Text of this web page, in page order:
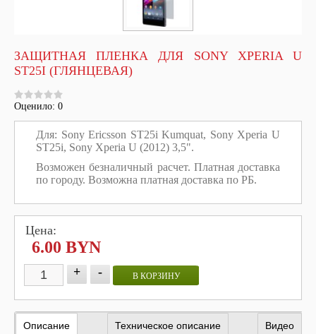
ЗАЩИТНАЯ ПЛЕНКА ДЛЯ SONY XPERIA U
ST25I (ГЛЯНЦЕВАЯ)
Оценило: 0
Для: Sony Ericsson ST25i Kumquat, Sony Xperia U
ST25i, Sony Xperia U (2012) 3,5".
Возможен безналичный расчет. Платная доставка
по городу. Возможна платная доставка по РБ.
Цена:
6.00 BYN
+ - В КОРЗИНУ
Описание Техническое описание Видео